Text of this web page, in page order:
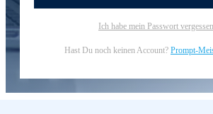
Ich habe mein Passwort
Hast Du noch keinen Account? Prompt-